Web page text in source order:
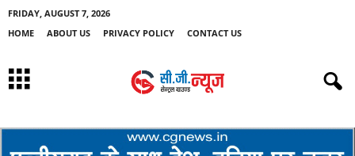
FRIDAY, AUGUST 7, 2026
HOME
ABOUT US PRIVACY POLICY CONTACT US